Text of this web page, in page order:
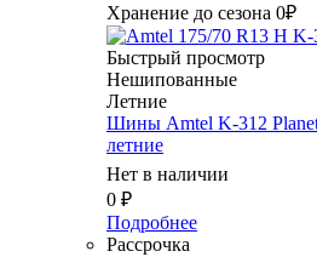
Хранение до сезона 0₽
Быстрый просмотр
Нешипованные
Летние
Шины Amtel K-312
летние
Нет в наличии
0 ₽
Подробнее
Рассрочка